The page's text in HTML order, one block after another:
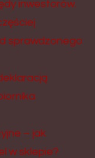
inwestorów.
sprawdzonego
– jak
w sklepie?